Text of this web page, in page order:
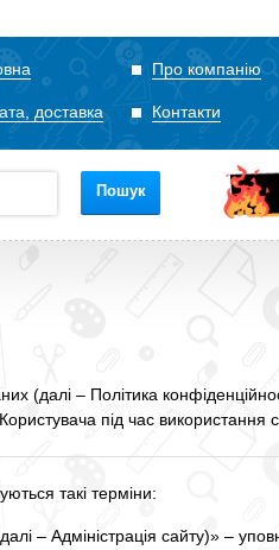
Про компанію
доставка Контакти
Пошук
(далі – Політика
під час використання
такі терміни:
– Адміністрація сайту)» –